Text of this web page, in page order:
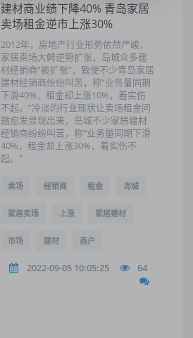
建材商业绩下降40% 青岛家居
卖场租金逆市上涨30%
2012年，房地产行业形势依然严峻，
家居卖场大鳄逆势扩张，岛城众多建
材经销商“被扩张”，致使不少青岛家居
建材经销商纷纷叫苦，称“业务量同期
下滑40%，租金却上涨10%，着实伤
不起。”冷淡的行业现状让卖场租金问
题愈发显现出来，岛城不少家居建材
经销商纷纷叫苦，称“业务量同期下滑
40%，租金却上涨30%，着实伤不
起。”
卖场 经销商 租金 岛城
家居卖场 上涨 家居建材
市场 建材 商户
2022-09-05 10:05:25 64